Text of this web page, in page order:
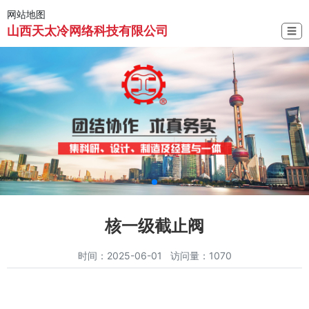
网站地图
山西天太冷网络科技有限公司 ☰
核一级截止阀
时间：2025-06-01 访问量：1070